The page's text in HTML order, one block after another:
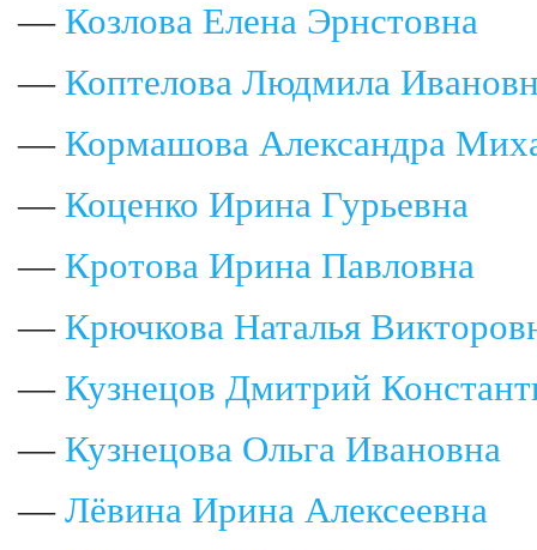
— Козлова Елена Эрнстовна
— Коптелова Людмила
— Кормашова Александра
— Коценко Ирина Гурьевна
— Кротова Ирина Павловна
— Крючкова Наталья
— Кузнецов Дмитрий
— Кузнецова Ольга Ивановна
— Лёвина Ирина Алексеевна